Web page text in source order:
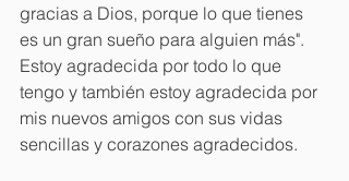
gracias a Dios, porque lo que tienes
es un gran sueño para alguien más".
Estoy agradecida por todo lo que
tengo y también estoy agradecida por
mis nuevos amigos con sus vidas
sencillas y corazones agradecidos.